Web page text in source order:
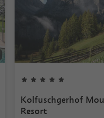
Kolfuschgerhof
Resort